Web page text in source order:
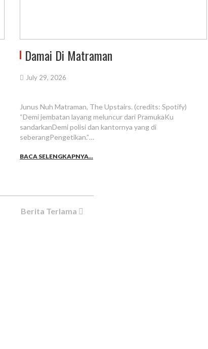
Damai Di Matraman
July 29, 2026
Junus Nuh Matraman, The Upstairs. (credits: Spotify)
“Demi jembatan layang meluncur dari PramukaKu
sandarkanDemi polisi dan kantornya yang di
seberangPengetikan.”…
BACA SELENGKAPNYA...
Berita Terlama